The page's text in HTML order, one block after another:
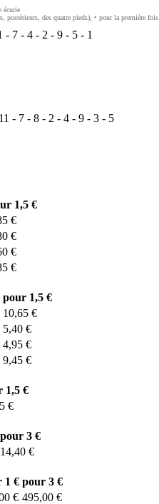
écurie
postérieurs, des quatre pieds), • pour la première fois.
- 7 - 4 - 2 - 9 - 5 - 1
11 - 7 - 8 - 2 - 4 - 9 - 3 - 5
1,5 €
€
€
€
€
pour 1,5 €
10,65 €
5,40 €
4,95 €
9,45 €
1,5 €
€
pour 3 €
14,40 €
1 € pour 3 €
€ 495,00 €